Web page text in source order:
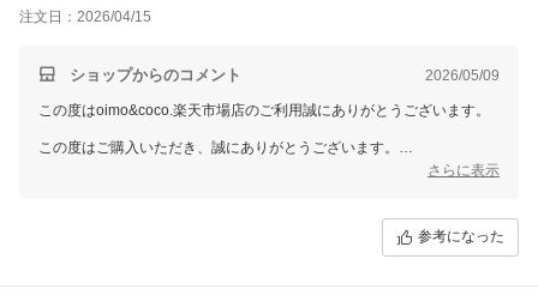
注文日：2026/04/15
ショップからのコメント 2026/05/09
この度はoimo&coco.楽天市場店のご利用誠にありがとうございます。
この度はご購入いただき、誠にありがとうございます。
「甘くてねっとり美味しい」とのお言葉をいただけて、大変嬉しく思っ
常備しておきたいと思っていただけるほど気に入っていただけたこと、
さらに表示
参考になった